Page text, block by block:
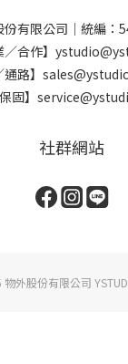
份有限公司｜統編：
／合作】
通路】
保固】
社群網站
外股份有限公司